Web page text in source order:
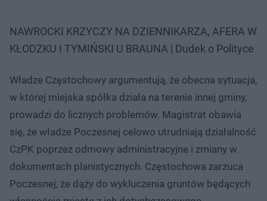
NAWROCKI KRZYCZY NA DZIENNIKARZA, AFERA W
KŁODZKU I TYMIŃSKI U BRAUNA | Dudek o Polityce
Władze Częstochowy argumentują, że obecna sytuacja,
w której miejska spółka działa na terenie innej gminy,
prowadzi do licznych problemów. Magistrat obawia
się, że władze Poczesnej celowo utrudniają działalność
CzPK poprzez odmowy administracyjne i zmiany w
dokumentach planistycznych. Częstochowa zarzuca
Poczesnej, że dąży do wykluczenia gruntów będących